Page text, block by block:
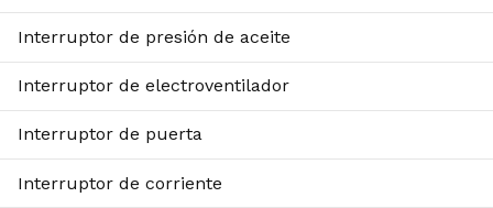
Interruptor de presión de aceite
Interruptor de electroventilador
Interruptor de puerta
Interruptor de corriente